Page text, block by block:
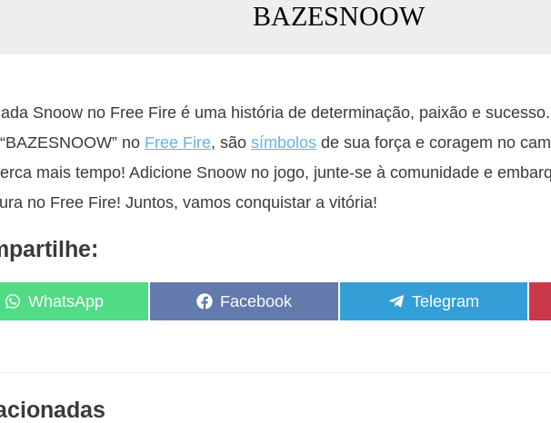
BAZEㅤSNOOW
Snoow no Free Fire é uma história de determinação, paixão e
ㅤSNOOW” no Free Fire, são símbolos de sua força e coragem no
mais tempo! Adicione Snoow no jogo, junte-se à comunidade e
no Free Fire! Juntos, vamos conquistar a vitória!
Share
on
WhatsApp
Share
on
Facebook
Share
on
Telegram